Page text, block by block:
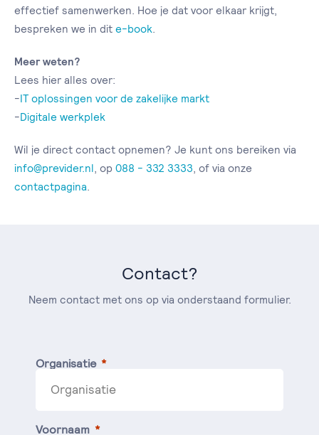
effectief samenwerken. Hoe je dat voor elkaar krijgt,
bespreken we in dit e-book
Meer weten?
Lees hier alles over:
-IT oplossingen voor de zakelijke markt
-Digitale werkplek
Wil je direct contact opnemen? Je kunt ons bereiken via
info@previder.nl , op 088 - 332 3333 , of via onze
contactpagina
Contact?
Neem contact met ons op via onderstaand formulier.
Organisatie
Voornaam